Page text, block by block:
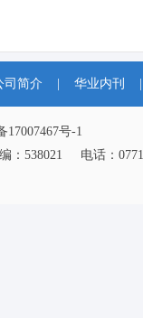
司简介 华业内刊
17007467号-1
：538021 电话：